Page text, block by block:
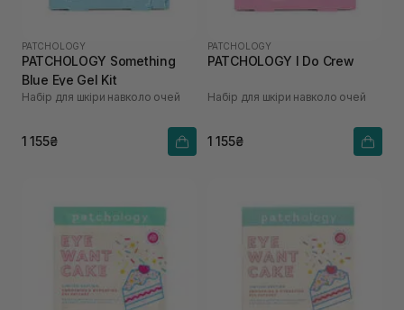
PATCHOLOGY
PATCHOLOGY Something
Blue Eye Gel Kit
Набір для шкіри навколо очей
1 155₴
PATCHOLOGY
PATCHOLOGY I Do Crew
Набір для шкіри навколо очей
1 155₴